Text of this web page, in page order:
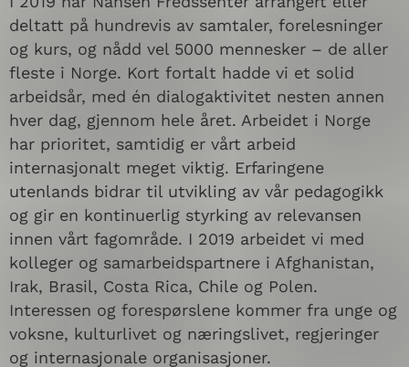
deltatt på hundrevis av samtaler, forelesninger
og kurs, og nådd vel 5000 mennesker – de aller
fleste i Norge. Kort fortalt hadde vi et solid
arbeidsår, med én dialogaktivitet nesten annen
hver dag, gjennom hele året. Arbeidet i Norge
har prioritet, samtidig er vårt arbeid
internasjonalt meget viktig. Erfaringene
utenlands bidrar til utvikling av vår pedagogikk
og gir en kontinuerlig styrking av relevansen
innen vårt fagområde. I 2019 arbeidet vi med
kolleger og samarbeidspartnere i Afghanistan,
Irak, Brasil, Costa Rica, Chile og Polen.
Interessen og forespørslene kommer fra unge og
voksne, kulturlivet og næringslivet, regjeringer
og internasjonale organisasjoner.